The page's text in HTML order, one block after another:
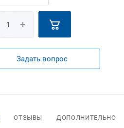
Задать вопрос
ОТЗЫВЫ ДОПОЛНИТЕЛЬНО